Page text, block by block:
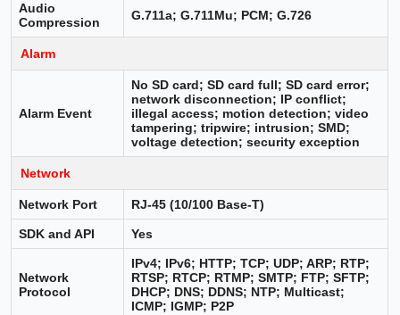
Audio
Compression
G.711a; G.711Mu; PCM; G.726
Alarm
Alarm Event
No SD card; SD card full; SD card error;
network disconnection; IP conflict;
illegal access; motion detection; video
tampering; tripwire; intrusion; SMD;
voltage detection; security exception
Network
Network Port RJ-45 (10/100 Base-T)
SDK and API Yes
Network
Protocol
IPv4; IPv6; HTTP; TCP; UDP; ARP; RTP;
RTSP; RTCP; RTMP; SMTP; FTP; SFTP;
DHCP; DNS; DDNS; NTP; Multicast;
ICMP; IGMP; P2P